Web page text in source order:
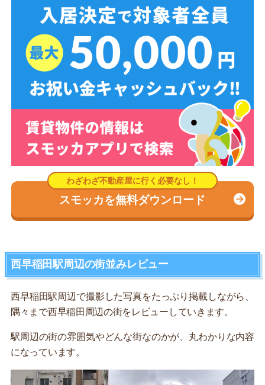
スモッカを無料ダウンロード
西早稲田駅周辺の街並みレビュー
西早稲田駅周辺で撮影した写真をたっぷり掲載しながら、
隅々まで西早稲田周辺の街をレビューしていきます。
駅周辺の街の雰囲気やどんな街なのかが、丸わかりな内容
になっています。